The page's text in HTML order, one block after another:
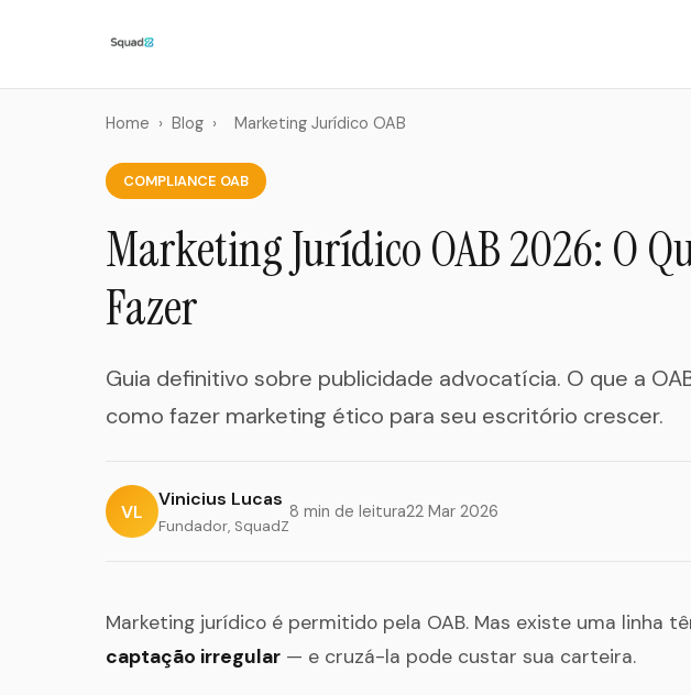
Home › Blog › Marketing Jurídico OAB
COMPLIANCE OAB
Marketing Jurídico OAB 2026: O
Fazer
Guia definitivo sobre publicidade advocatícia. O que a
como fazer marketing ético para seu escritório crescer.
VL
Vinicius Lucas
Fundador, SquadZ
8 min de leitura22 Mar 2026
Marketing jurídico é permitido pela OAB. Mas existe uma linha
captação irregular — e cruzá-la pode custar sua carteira.